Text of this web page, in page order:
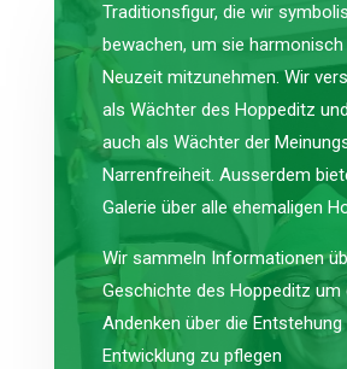
Traditionsfigur, die wir
bewachen, um sie harmonisch
Neuzeit mitzunehmen. Wir
als Wächter des Hoppeditz
auch als Wächter der
Narrenfreiheit. Ausserdem
Galerie über alle ehemaligen
Wir sammeln Informationen
Geschichte des Hoppeditz um
Andenken über die Entstehung
Entwicklung zu pflegen